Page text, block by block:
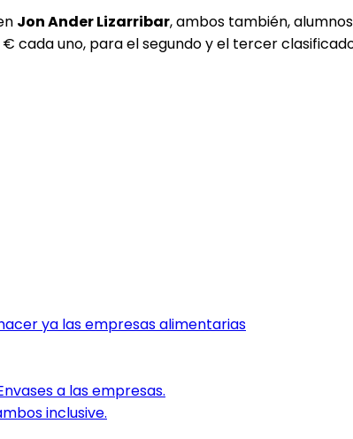
Jon Ander Lizarribar, ambos también,
cada uno, para el segundo y el tercer
ya las empresas alimentarias
a las empresas.
inclusive.